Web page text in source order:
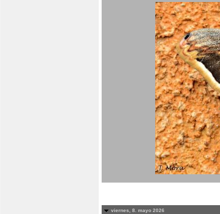
viernes, 8. mayo 2026